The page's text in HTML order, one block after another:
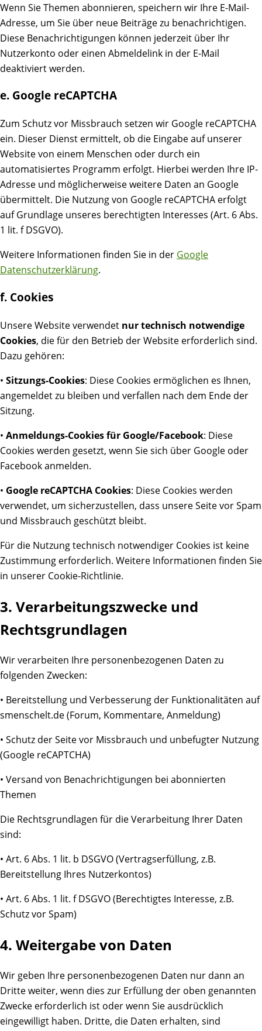
Wenn Sie Themen abonnieren, speichern wir Ihre E-Mail-
Adresse, um Sie über neue Beiträge zu benachrichtigen.
Diese Benachrichtigungen können jederzeit über Ihr
Nutzerkonto oder einen Abmeldelink in der E-Mail
deaktiviert werden.
e. Google reCAPTCHA
Zum Schutz vor Missbrauch setzen wir Google reCAPTCHA
ein. Dieser Dienst ermittelt, ob die Eingabe auf unserer
Website von einem Menschen oder durch ein
automatisiertes Programm erfolgt. Hierbei werden Ihre IP-
Adresse und möglicherweise weitere Daten an Google
übermittelt. Die Nutzung von Google reCAPTCHA erfolgt
auf Grundlage unseres berechtigten Interesses (Art. 6 Abs.
1 lit. f DSGVO).
Weitere Informationen finden Sie in der Google
Datenschutzerklärung.
f. Cookies
Unsere Website verwendet nur technisch notwendige
Cookies, die für den Betrieb der Website erforderlich sind.
Dazu gehören:
• Sitzungs-Cookies: Diese Cookies ermöglichen es Ihnen,
angemeldet zu bleiben und verfallen nach dem Ende der
Sitzung.
• Anmeldungs-Cookies für Google/Facebook: Diese
Cookies werden gesetzt, wenn Sie sich über Google oder
Facebook anmelden.
• Google reCAPTCHA Cookies: Diese Cookies werden
verwendet, um sicherzustellen, dass unsere Seite vor Spam
und Missbrauch geschützt bleibt.
Für die Nutzung technisch notwendiger Cookies ist keine
Zustimmung erforderlich. Weitere Informationen finden Sie
in unserer Cookie-Richtlinie.
3. Verarbeitungszwecke und
Rechtsgrundlagen
Wir verarbeiten Ihre personenbezogenen Daten zu
folgenden Zwecken:
• Bereitstellung und Verbesserung der Funktionalitäten auf
smenschelt.de (Forum, Kommentare, Anmeldung)
• Schutz der Seite vor Missbrauch und unbefugter Nutzung
(Google reCAPTCHA)
• Versand von Benachrichtigungen bei abonnierten
Themen
Die Rechtsgrundlagen für die Verarbeitung Ihrer Daten
sind:
• Art. 6 Abs. 1 lit. b DSGVO (Vertragserfüllung, z.B.
Bereitstellung Ihres Nutzerkontos)
• Art. 6 Abs. 1 lit. f DSGVO (Berechtigtes Interesse, z.B.
Schutz vor Spam)
4. Weitergabe von Daten
Wir geben Ihre personenbezogenen Daten nur dann an
Dritte weiter, wenn dies zur Erfüllung der oben genannten
Zwecke erforderlich ist oder wenn Sie ausdrücklich
eingewilligt haben. Dritte, die Daten erhalten, sind